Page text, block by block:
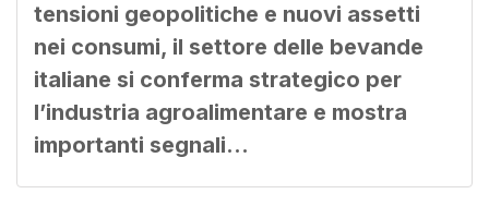
tensioni geopolitiche e nuovi assetti
nei consumi, il settore delle bevande
italiane si conferma strategico per
l’industria agroalimentare e mostra
importanti segnali…